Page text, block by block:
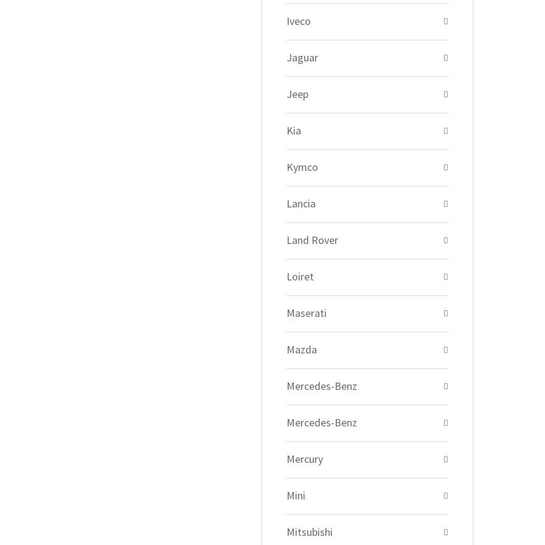
Iveco
Jaguar
Jeep
Kia
Kymco
Lancia
Land Rover
Loiret
Maserati
Mazda
Mercedes-Benz
Mercedes-Benz
Mercury
Mini
Mitsubishi